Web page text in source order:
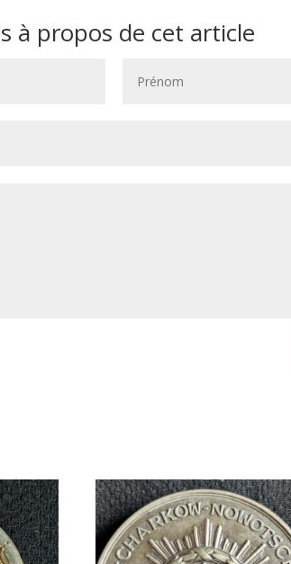
à propos de cet article